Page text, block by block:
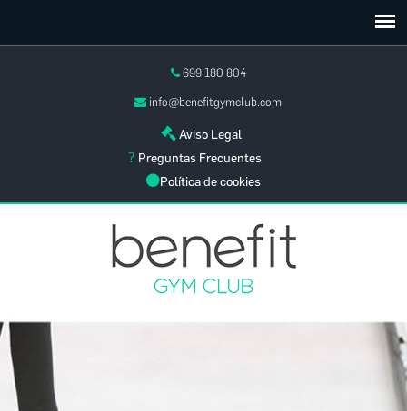
699 180 804
info@benefitgymclub.com
Aviso Legal
Preguntas Frecuentes
Política de cookies